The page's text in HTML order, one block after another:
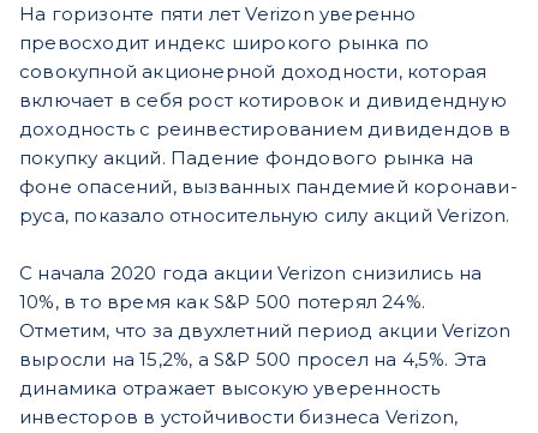
На горизонте пяти лет Verizon уверенно
превосходит индекс широкого рынка по
совокупной акционерной доходности, которая
включает в себя рост котировок и дивидендную
доходность с реинвестированием дивидендов в
покупку акций. Падение фондового рынка на
фоне опасений, вызванных пандемией коронави-
руса, показало относительную силу акций Verizon.
С начала 2020 года акции Verizon снизились на
10%, в то время как S&P 500 потерял 24%.
Отметим, что за двухлетний период акции Verizon
выросли на 15,2%, а S&P 500 просел на 4,5%. Эта
динамика отражает высокую уверенность
инвесторов в устойчивости бизнеса Verizon,